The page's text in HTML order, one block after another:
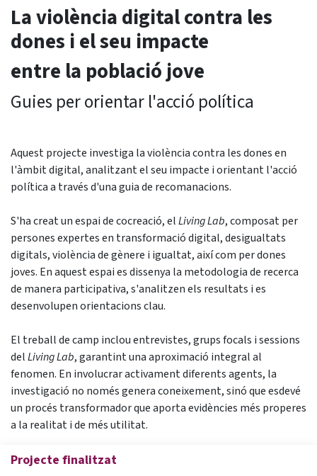
La violència digital contra les
dones i el seu impacte
entre la població jove
Guies per orientar l'acció política
Aquest projecte investiga la violència contra les dones en
l'àmbit digital, analitzant el seu impacte i orientant l'acció
política a través d'una guia de recomanacions.
S'ha creat un espai de cocreació, elLiving Lab, composat per
persones expertes en transformació digital, desigualtats
digitals, violència de gènere i igualtat, així com per dones
joves. En aquest espai es dissenya la metodologia de recerca
de manera participativa, s'analitzen els resultats i es
desenvolupen orientacions clau.
El treball de camp inclou entrevistes, grups focals i sessions
delLiving Lab, garantint una aproximació integral al
fenomen. En involucrar activament diferents agents, la
investigació no només genera coneixement, sinó que esdevé
un procés transformador que aporta evidències més properes
a la realitat i de més utilitat.
Projecte finalitzat